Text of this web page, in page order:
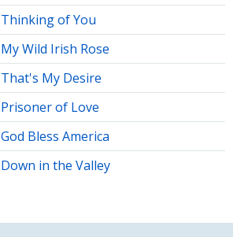
Thinking of You
My Wild Irish Rose
That's My Desire
Prisoner of Love
God Bless America
Down in the Valley